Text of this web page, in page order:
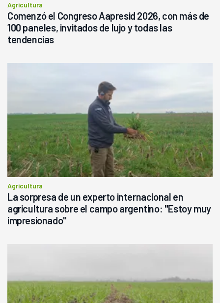
Agricultura
Comenzó el Congreso Aapresid 2026, con más de
100 paneles, invitados de lujo y todas las
tendencias
Agricultura
La sorpresa de un experto internacional en
agricultura sobre el campo argentino: "Estoy muy
impresionado"